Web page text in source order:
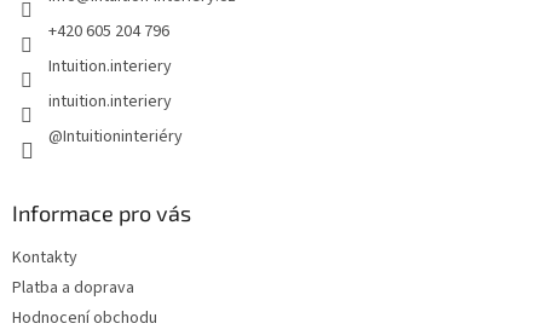
+420 605 204 796
Intuition.interiery
intuition.interiery
@Intuitioninteriéry
Informace pro vás
Kontakty
Platba a doprava
Hodnocení obchodu